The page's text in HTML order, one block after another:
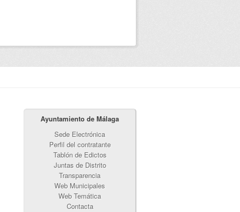
Ayuntamiento de Málaga
Sede Electrónica
Perfil del contratante
Tablón de Edictos
Juntas de Distrito
Transparencia
Web Municipales
Web Temática
Contacta